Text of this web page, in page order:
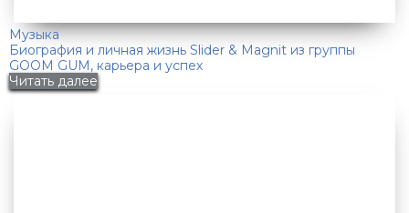
Музыка
Биография и личная жизнь Slider & Magnit из группы
GOOM GUM, карьера и успех
Читать далее